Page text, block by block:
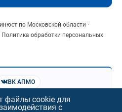
по Московской области ·
Политика обработки персональных
ВК АПМО
Веб-музей АПМО
проезда
файлы cookie для
с